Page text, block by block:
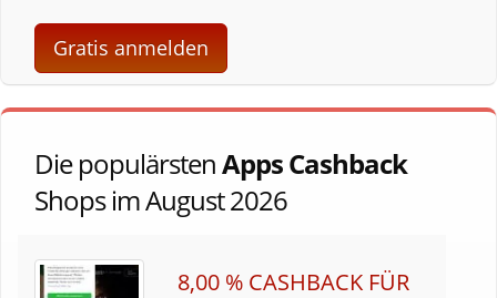
Gratis anmelden
Die populärstenApps Cashback
Shops im August 2026
8,00 % CASHBACK FÜR